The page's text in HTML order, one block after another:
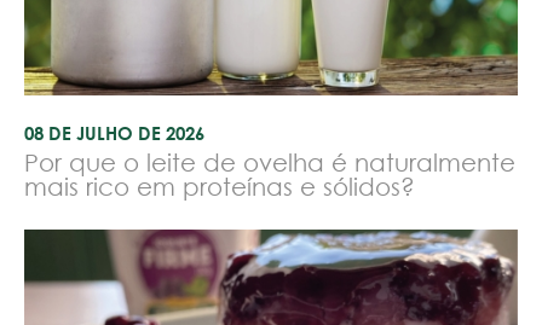
08 DE JULHO DE 2026
Por que o leite de ovelha é naturalmente
mais rico em proteínas e sólidos?